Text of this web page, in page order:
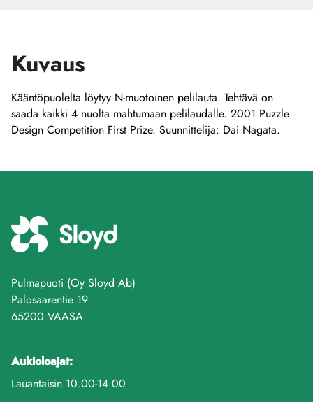
Kuvaus
Kääntöpuolelta löytyy N-muotoinen pelilauta. Tehtävä on
saada kaikki 4 nuolta mahtumaan pelilaudalle. 2001 Puzzle
Design Competition First Prize. Suunnittelija: Dai Nagata.
Pulmapuoti (Oy Sloyd Ab)
Palosaarentie 19
65200 VAASA
Aukioloajat:
Lauantaisin 10.00-14.00